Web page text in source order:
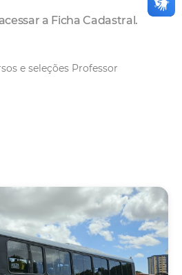
a Ficha Cadastral.
e seleções Professor